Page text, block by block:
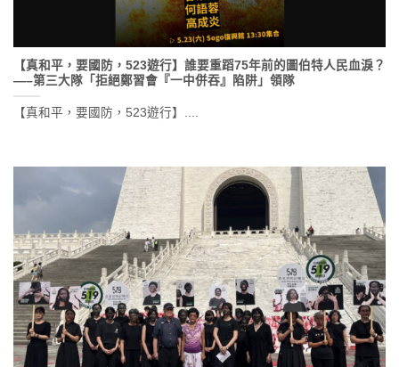
【真和平，要國防，523遊行】誰要重蹈75年前的圖伯特人民血淚？
—–第三大隊「拒絕鄭習會『一中併吞』陷阱」領隊
【真和平，要國防，523遊行】....